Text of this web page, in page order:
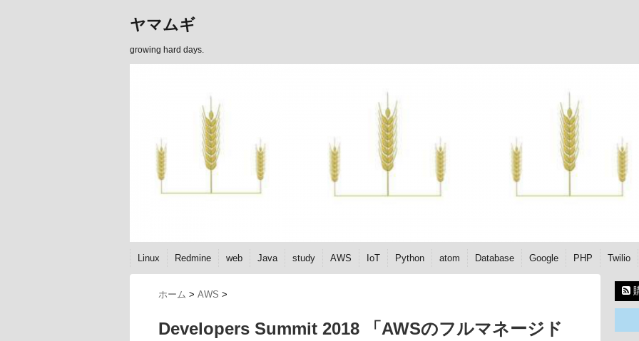
ヤマムギ
growing hard days.
Linux Redmine web Java study AWS IoT Python atom Database Google PHP Twilio
ホーム > AWS >
Developers Summit 2018 「AWSのフルマネージド